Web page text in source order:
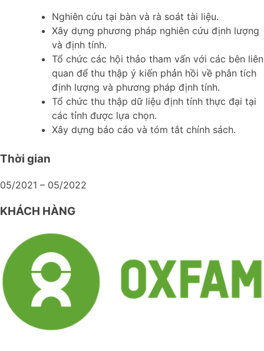
Nghiên cứu tại bàn và rà soát tài liệu.
Xây dựng phương pháp nghiên cứu định lượng
và định tính.
Tổ chức các hội thảo tham vấn với các bên liên
quan để thu thập ý kiến phản hồi về phân tích
định lượng và phương pháp định tính.
Tổ chức thu thập dữ liệu định tính thực đại tại
các tỉnh được lựa chọn.
Xây dựng báo cáo và tóm tắt chính sách.
Thời gian
05/2021 – 05/2022
KHÁCH HÀNG